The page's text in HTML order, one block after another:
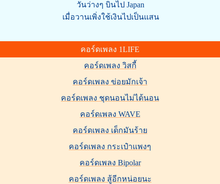
วันว่างๆ บินไป Japan
เมื่อวานเพิ่งใช้เงินไปเป็นแสน
คอร์ดเพลง 1LIFE
คอร์ดเพลง วิสกี้
คอร์ดเพลง ข่อยมักเจ้า
คอร์ดเพลง ชุดนอนไม่ได้นอน
คอร์ดเพลง WAVE
คอร์ดเพลง เด็กมันร้าย
คอร์ดเพลง กระเป๋าแพงๆ
คอร์ดเพลง Bipolar
คอร์ดเพลง สู้อีกหน่อยนะ